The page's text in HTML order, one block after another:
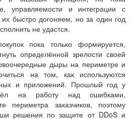
управляемости и интеграции с
быстро догоняем, но за один год
не удастся.
пока только формируется,
определённой зрелости своей
дыры на периметре и
на том, как используются
и приложений. Прошлый год у
на работу над ошибками,
периметра заказчиков, поэтому
решения по защите от DDoS и